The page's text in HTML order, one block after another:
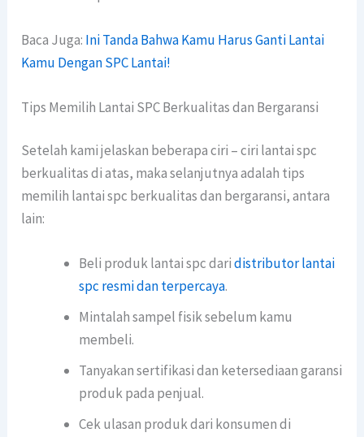
Baca Juga: Ini Tanda Bahwa Kamu Harus Ganti Lantai
Kamu Dengan SPC Lantai!
Tips Memilih Lantai SPC Berkualitas dan Bergaransi
Setelah kami jelaskan beberapa ciri – ciri lantai spc
berkualitas di atas, maka selanjutnya adalah tips
memilih lantai spc berkualitas dan bergaransi, antara
lain:
Beli produk lantai spc daridistributor lantai
spc resmi dan terpercaya.
Mintalah sampel fisik sebelum kamu
membeli.
Tanyakan sertifikasi dan ketersediaan garansi
produk pada penjual.
Cek ulasan produk dari konsumen di